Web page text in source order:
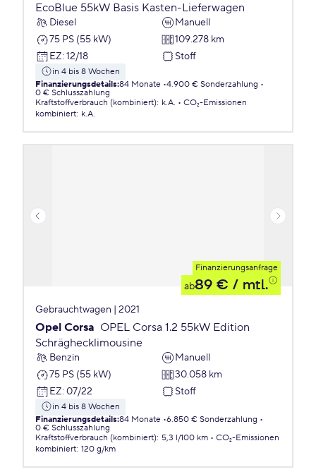
EcoBlue 55kW Basis Kasten-Lieferwagen
Diesel
Manuell
75 PS (55 kW)
109.278 km
EZ: 12/18 Stoff
in 4 bis 8 Wochen
Finanzierungsdetails:84 Monate 4.900 € Sonderzahlung
0 € Schlusszahlung
Kraftstoffverbrauch (kombiniert): k.A.
CO₂-Emissionen
kombiniert: k.A.
Finanzierungsanfrage
ab89 € / mtl.
Gebrauchtwagen | 2021
Opel Corsa OPEL Corsa 1.2 55kW Edition
Schräghecklimousine
Benzin
Manuell
75 PS (55 kW)
30.058 km
EZ: 07/22 Stoff
in 4 bis 8 Wochen
Finanzierungsdetails:84 Monate 6.850 € Sonderzahlung
0 € Schlusszahlung
Kraftstoffverbrauch (kombiniert): 5,3 l/100 km
CO₂-Emissionen
kombiniert: 120 g/km